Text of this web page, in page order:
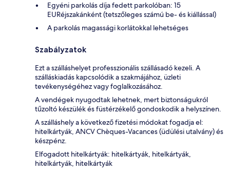
Egyéni parkolás díja fedett parkolóban: 15
EURéjszakánként (tetszőleges számú be- és kiállással)
A parkolás magassági korlátokkal lehetséges
Szabályzatok
Ezt a szálláshelyet professzionális szállásadó kezeli. A
szálláskiadás kapcsolódik a szakmájához, üzleti
tevékenységéhez vagy foglalkozásához.
A vendégek nyugodtak lehetnek, mert biztonságukról
tűzoltó készülék és füstérzékelő gondoskodik a helyszínen.
A szálláshely a következő fizetési módokat fogadja el:
hitelkártyák, ANCV Chèques-Vacances (üdülési utalvány) és
készpénz.
Elfogadott hitelkártyák: hitelkártyák, hitelkártyák,
hitelkártyák, hitelkártyák